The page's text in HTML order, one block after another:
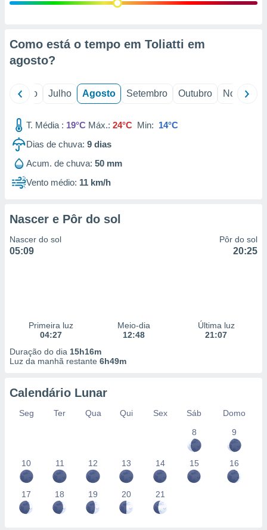
estudos
1199
Como está o tempo em Toliatti em
agosto?
Junho Julho Agosto Setembro Outubro Novembro
T. Média : 19°C Máx.: 24°C Min: 14°C
Dias de chuva: 9 dias
Acum. de chuva: 50 mm
Vento médio: 11 km/h
Nascer e Pôr do sol
Nascer do sol
05:09
Pôr do sol
20:25
Primeira luz
04:27
Meio-dia
12:48
Última luz
21:07
Duração do dia 15h16m
Luz da manhã restante 6h49m
Calendário Lunar
Seg Ter Qua Qui Sex Sáb
Domo
8
9
10 11 12 13 14 15 16
17 18 19 20 21